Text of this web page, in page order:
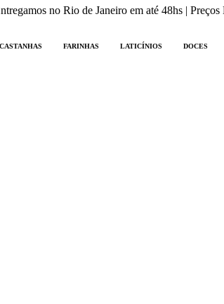
no Rio de Janeiro em até 48hs |
CASTANHAS FARINHAS LATICÍNIOS DOCES